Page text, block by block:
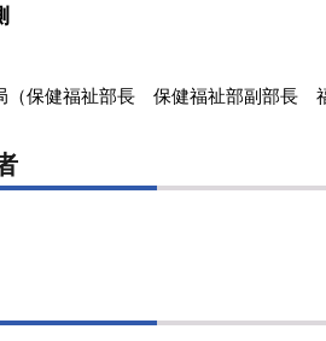
（保健福祉部長 保健福祉部副部長